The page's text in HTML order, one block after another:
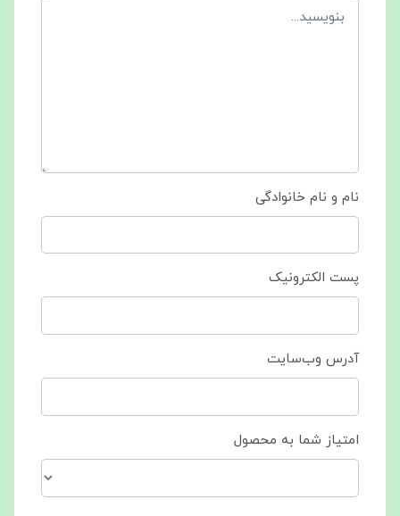
نام و نام خانوادگی
پست الکترونیک
آدرس وب‌سایت
امتیاز شما به محصول